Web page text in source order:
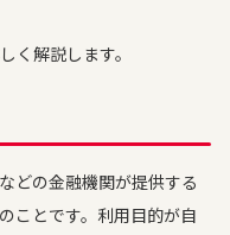
く解説します。
どの金融機関が提供する
ことです。利用目的が自